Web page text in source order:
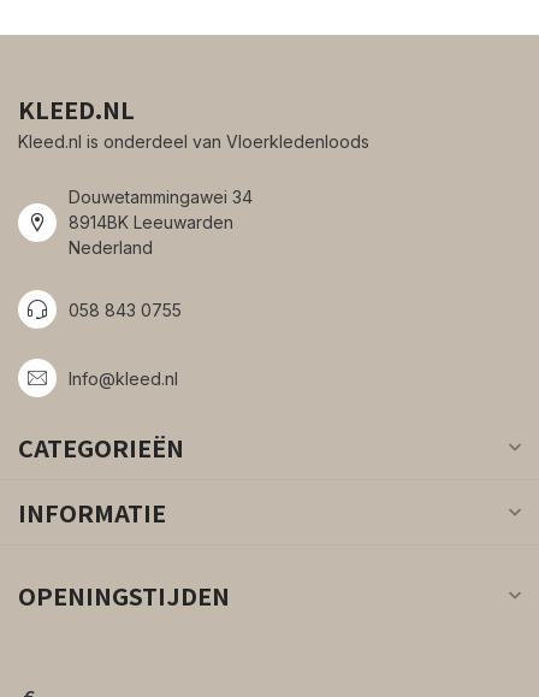
KLEED.NL
Kleed.nl is onderdeel van Vloerkledenloods
Douwetammingawei 34
8914BK Leeuwarden
Nederland
058 843 0755
Info@kleed.nl
CATEGORIEËN
INFORMATIE
OPENINGSTIJDEN